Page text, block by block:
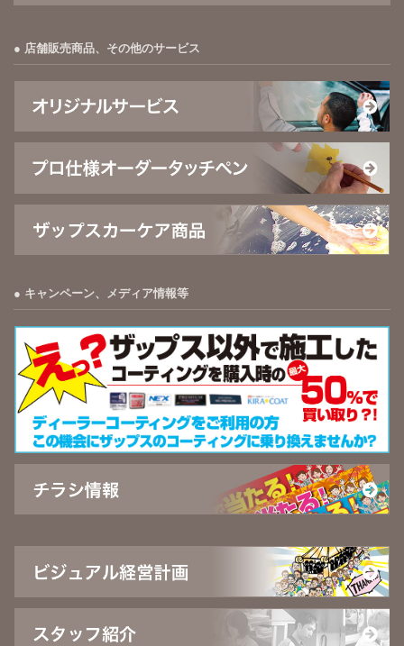
店舗販売商品、その他のサービス
キャンペーン、メディア情報等